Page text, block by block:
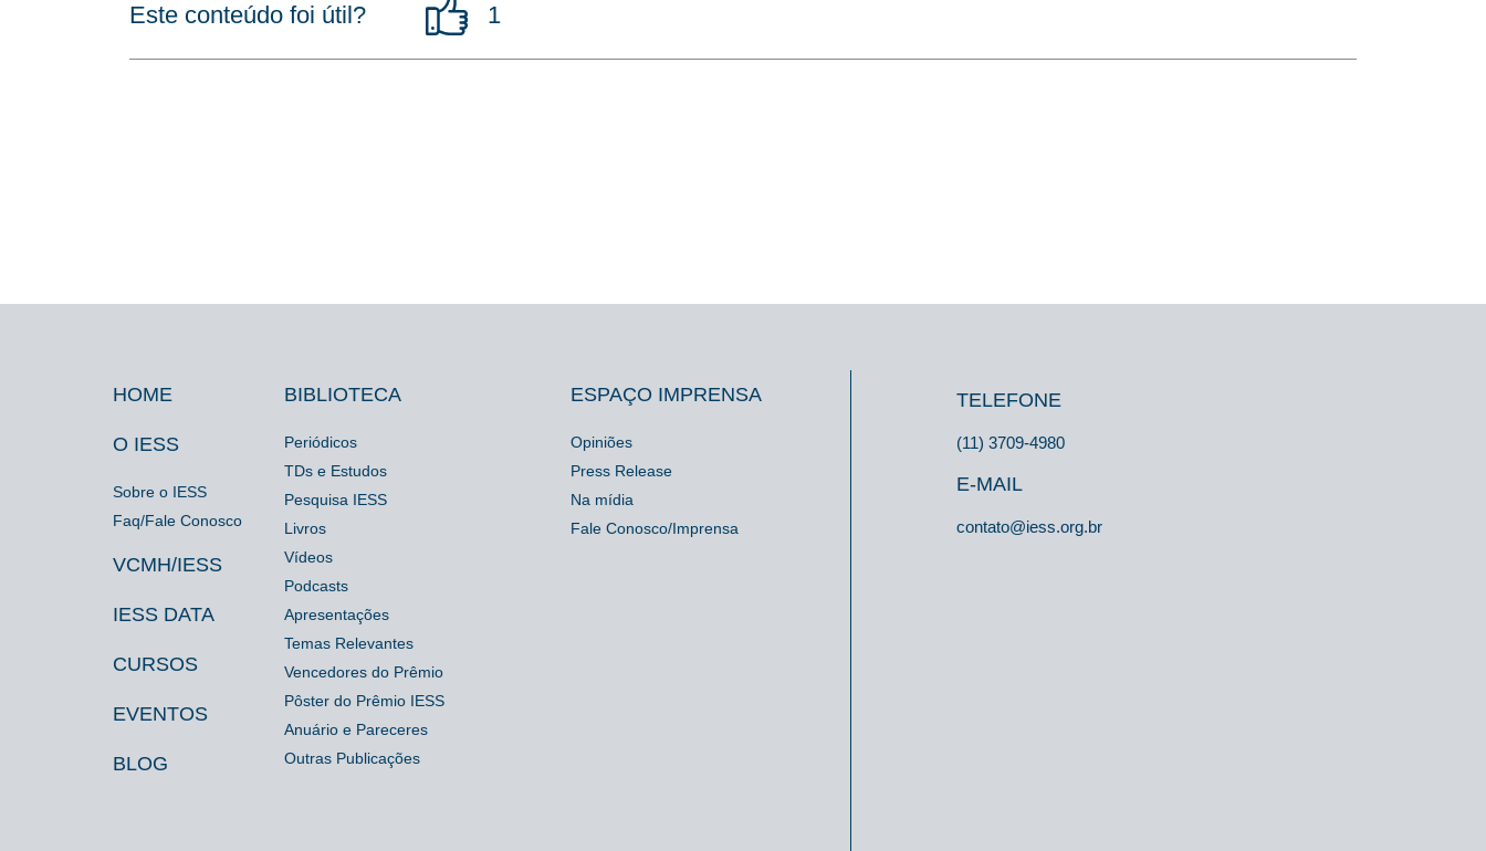
Este conteúdo foi útil? 1
Footer
IESS
HOME
O IESS
Sobre o IESS
Faq/Fale Conosco
VCMH/IESS
IESS DATA
CURSOS
EVENTOS
BLOG
Footer
Biblioteca
BIBLIOTECA
Periódicos
TDs e Estudos
Pesquisa IESS
Livros
Vídeos
Podcasts
Apresentações
Temas Relevantes
Vencedores do Prêmio
Pôster do Prêmio IESS
Anuário e Pareceres
Outras Publicações
Footer
Espaço
Imprensa
ESPAÇO IMPRENSA
Opiniões
Press Release
Na mídia
Fale Conosco/Imprensa
TELEFONE
(11) 3709-4980
E-MAIL
contato@iess.org.br